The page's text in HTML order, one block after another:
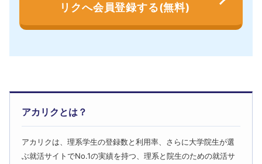
リクへ会員登録する(無料)
アカリクとは？
アカリクは、理系学生の登録数と利用率、さらに大学院生が選
ぶ就活サイトでNo.1の実績を持つ、理系と院生のための就活サ